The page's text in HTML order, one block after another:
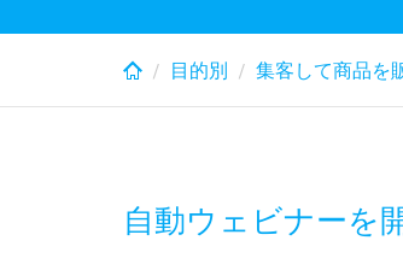
目的別 集客して商品を
自動ウェビナーを